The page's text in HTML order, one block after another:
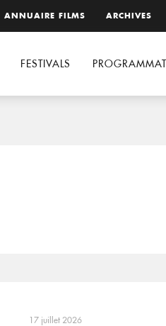
ANNUAIRE FILMS ARCHIVES
FESTIVALS
17 juillet 2026